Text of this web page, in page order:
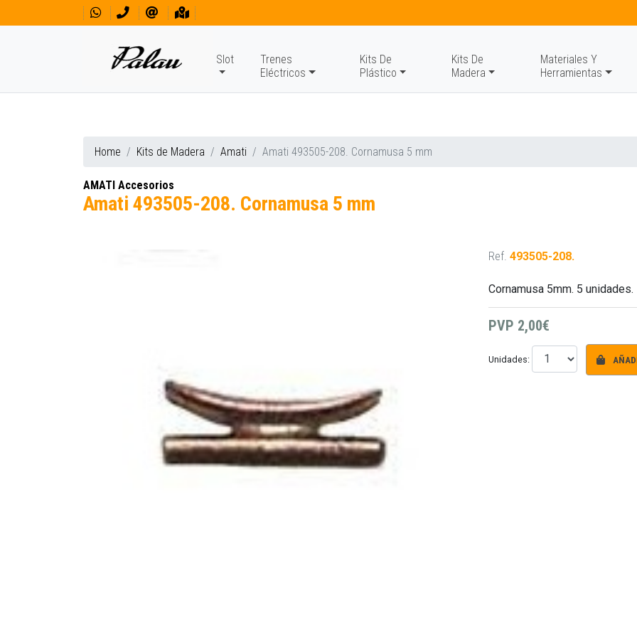
Slot
Trenes
Eléctricos
Kits De
Plástico
Kits De
Madera
Materiales Y
Herramientas
Home Kits de Madera Amati Amati 493505-208. Cornamusa 5 mm
AMATI Accesorios
Amati 493505-208. Cornamusa 5 mm
Ref. 493505-208.
Cornamusa 5mm. 5 unidades.
PVP 2,00€
Unidades: